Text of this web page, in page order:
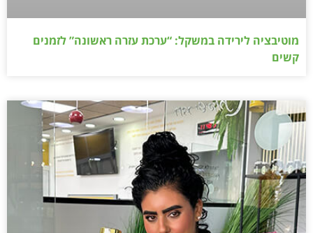
מוטיבציה לירידה במשקל: “ערכת עזרה ראשונה” לזמנים
קשים